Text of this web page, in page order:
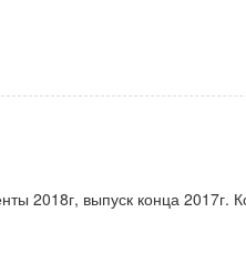
2018г, выпуск конца 2017г.